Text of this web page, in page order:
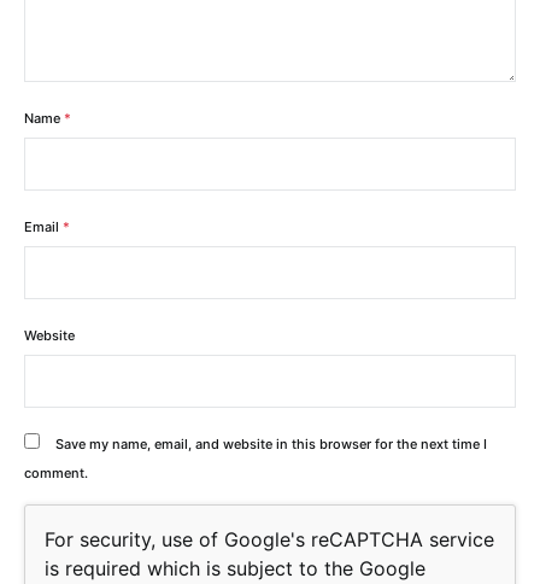
Name *
Email *
Website
Save my name, email, and website in this browser for the next time I
comment.
For security, use of Google's reCAPTCHA service
is required which is subject to the Google